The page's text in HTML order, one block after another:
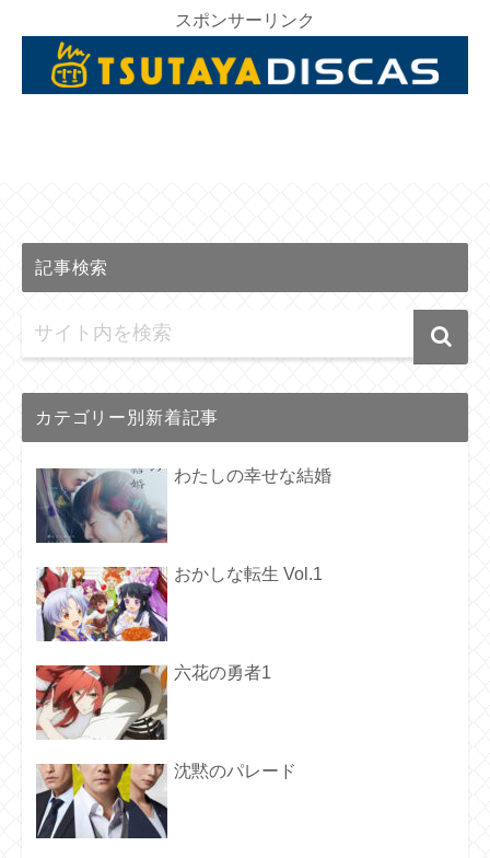
スポンサーリンク
記事検索
カテゴリー別新着記事
わたしの幸せな結婚
おかしな転生 Vol.1
六花の勇者1
沈黙のパレード